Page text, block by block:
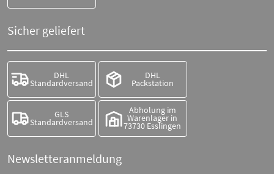
Sicher geliefert
DHL
Standardversand
DHL
Packstation
GLS
Standardversand
Abholung im
Warenlager in
73730 Esslingen
Newsletteranmeldung